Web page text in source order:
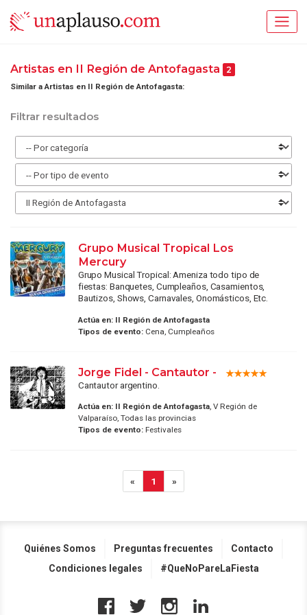
Artistas en II Región de Antofagasta 2
Similar a Artistas en II Región de Antofagasta:
Filtrar resultados
Grupo Musical Tropical Los
Mercury
Grupo Musical Tropical: Ameniza todo tipo de
fiestas: Banquetes, Cumpleaños, Casamientos,
Bautizos, Shows, Carnavales, Onomásticos, Etc.
Actúa en: II Región de Antofagasta
Tipos de evento:Cena, Cumpleaños
Jorge Fidel - Cantautor -
Cantautor argentino.
Actúa en: II Región de Antofagasta, V Región de
Valparaíso, Todas las provincias
Tipos de evento:Festivales
« 1 »
Quiénes Somos Preguntas frecuentes
Contacto
Condiciones legales
#QueNoPareLaFiesta